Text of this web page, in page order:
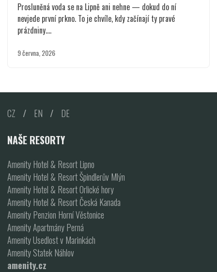
Prosluněná voda se na Lipně ani nehne — dokud do ní
nevjede první prkno. To je chvíle, kdy začínají ty pravé
prázdniny.…
9 června, 2026
CZ / EN / DE
NAŠE RESORTY
Amenity Hotel & Resort Lipno
Amenity Hotel & Resort Špindlerův Mlýn
Amenity Hotel & Resort Orlické hory
Amenity Hotel & Resort Česká Kanada
Amenity Penzion Horní Věstonice
Amenity Apartmány Perná
Amenity Usedlost v Marinkách
Amenity Statek Náhlov
amenity.cz